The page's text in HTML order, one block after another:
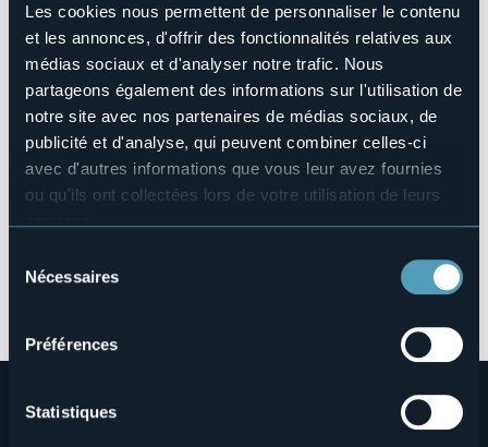
Les cookies nous permettent de personnaliser le contenu
et les annonces, d'offrir des fonctionnalités relatives aux
médias sociaux et d'analyser notre trafic. Nous
partageons également des informations sur l'utilisation de
notre site avec nos partenaires de médias sociaux, de
publicité et d'analyse, qui peuvent combiner celles-ci
avec d'autres informations que vous leur avez fournies
ou qu'ils ont collectées lors de votre utilisation de leurs
manière de les gérer et de les supprimer,
cliquez ici
Nécessaires
Préférences
Statistiques
Ciel clair 25,5°
Stazione ferroviaria Piazza Matteotti - 28845
DOMODOSSOLA (VB)
28845 - Domodossola (VB)